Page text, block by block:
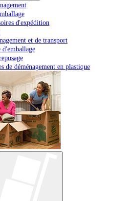
d'expédition
et de transport
d'emballage
de déménagement en plastique